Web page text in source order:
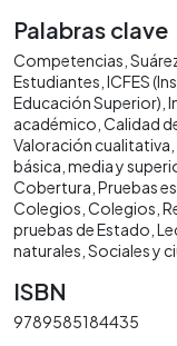
Palabras clave
Competencias
Estudiantes ICFES
Educación Superior)
académico Calidad
Valoración cualitativa
básica, media y
Cobertura Pruebas
Colegios Colegios
pruebas de Estado
naturales Sociales y
ISBN
9789585184435